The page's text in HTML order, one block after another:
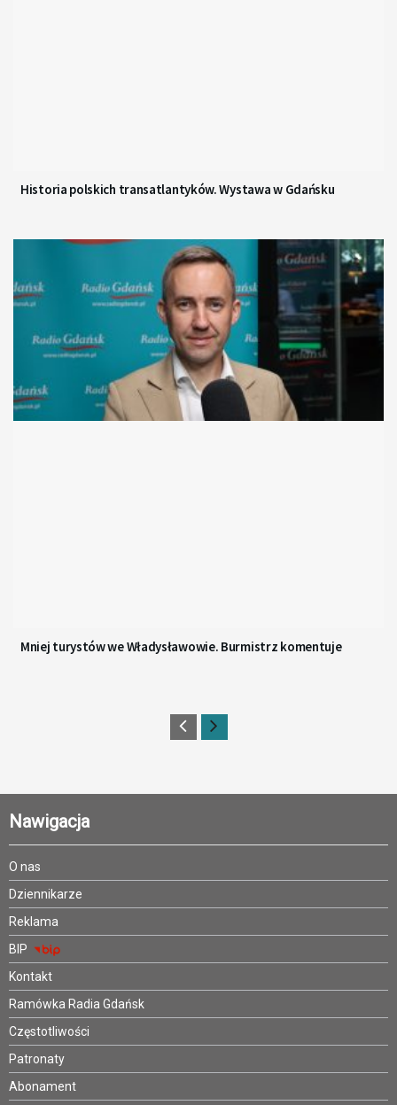
Historia polskich transatlantyków. Wystawa w Gdańsku
Mniej turystów we Władysławowie. Burmistrz komentuje
Nawigacja
O nas
Dziennikarze
Reklama
BIP
Kontakt
Ramówka Radia Gdańsk
Częstotliwości
Patronaty
Abonament